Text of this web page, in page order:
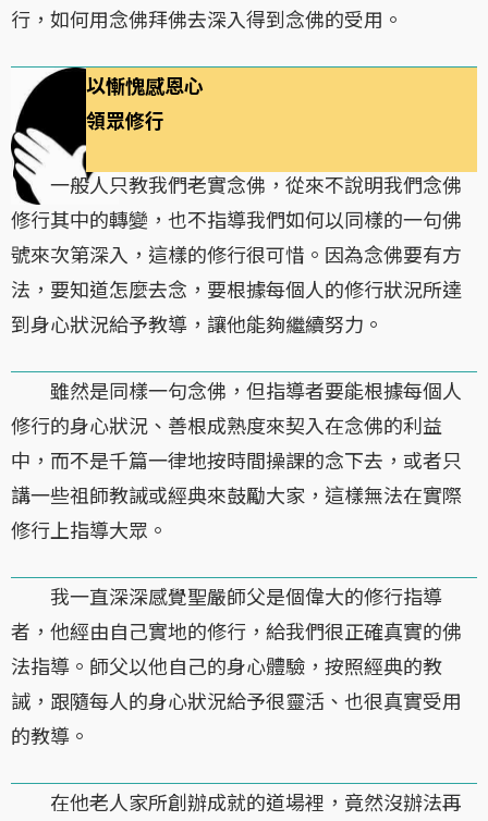
行，如何用念佛拜佛去深入得到念佛的受用。
以慚愧感恩心
領眾修行
一般人只教我們老實念佛，從來不說明我們念佛
修行其中的轉變，也不指導我們如何以同樣的一句佛
號來次第深入，這樣的修行很可惜。因為念佛要有方
法，要知道怎麼去念，要根據每個人的修行狀況所達
到身心狀況給予教導，讓他能夠繼續努力。
雖然是同樣一句念佛，但指導者要能根據每個人
修行的身心狀況、善根成熟度來契入在念佛的利益
中，而不是千篇一律地按時間操課的念下去，或者只
講一些祖師教誡或經典來鼓勵大家，這樣無法在實際
修行上指導大眾。
我一直深深感覺聖嚴師父是個偉大的修行指導
者，他經由自己實地的修行，給我們很正確真實的佛
法指導。師父以他自己的身心體驗，按照經典的教
誡，跟隨每人的身心狀況給予很靈活、也很真實受用
的教導。
在他老人家所創辦成就的道場裡，竟然沒辦法再